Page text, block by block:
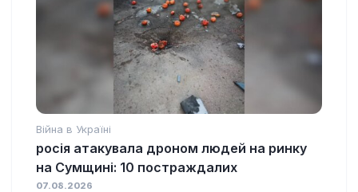
Війна в Україні
росія атакувала дроном людей на ринку
на Сумщині: 10 постраждалих
07.08.2026